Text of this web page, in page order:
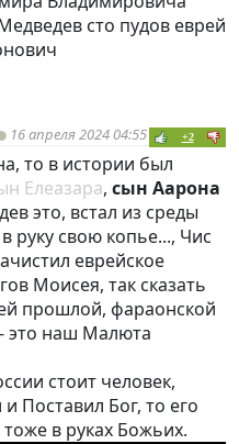
сто пудов еврей
16 апреля 2024 04:55 +2
то в истории был
Елеазара, сын Аарона
это, встал из среды
руку свою копье..., Чис
еврейское
Моисея, так сказать
прошлой, фараонской
это наш Малюта
стоит человек,
Поставил Бог, то его
в руках Божьих.